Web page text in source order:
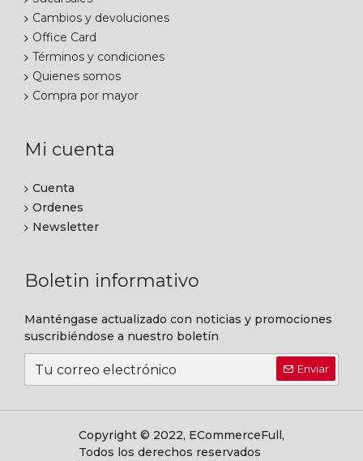
Cambios y devoluciones
Office Card
Términos y condiciones
Quienes somos
Compra por mayor
Mi cuenta
Cuenta
Ordenes
Newsletter
Boletin informativo
Manténgase actualizado con noticias y promociones
suscribiéndose a nuestro boletín
Enviar
Copyright © 2022, ECommerceFull,
Todos los derechos reservados